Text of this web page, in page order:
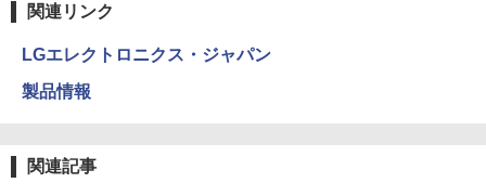
関連リンク
LGエレクトロニクス・ジャパン
製品情報
関連記事